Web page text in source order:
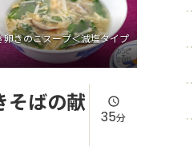
卵きのこスープ＜減塩タイプ
そばの献
35分